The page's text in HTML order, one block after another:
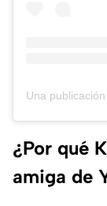
¿Por qué
amiga de